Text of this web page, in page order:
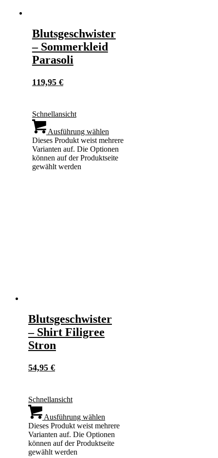
Blutsgeschwister
– Sommerkleid
Parasoli
119,95 €
Schnellansicht
Ausführung wählen
Dieses Produkt weist mehrere
Varianten auf. Die Optionen
können auf der Produktseite
gewählt werden
Blutsgeschwister
– Shirt Filigree
Stron
54,95 €
Schnellansicht
Ausführung wählen
Dieses Produkt weist mehrere
Varianten auf. Die Optionen
können auf der Produktseite
gewählt werden